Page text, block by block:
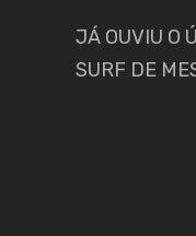
JÁ OUVIU O
SURF DE